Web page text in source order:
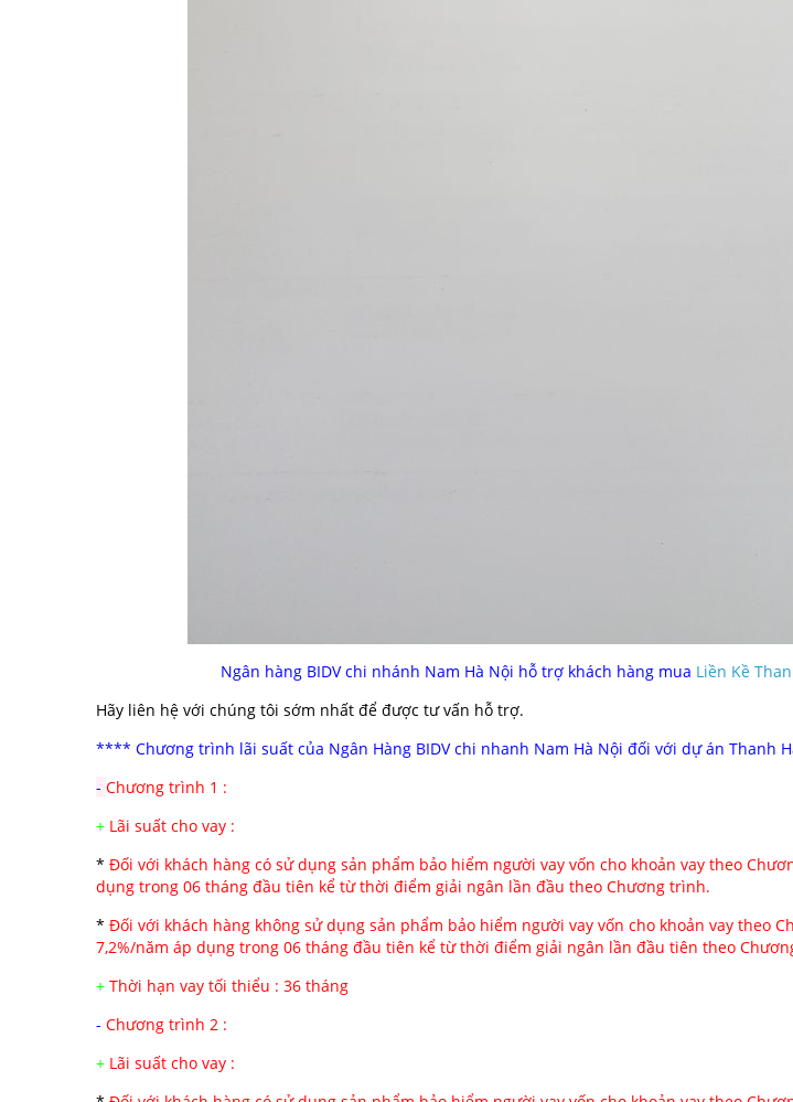
Ngân hàng BIDV chi nhánh Nam Hà Nội hỗ trợ khách hàng mua Liền Kề
Hãy liên hệ với chúng tôi sớm nhất để được tư vấn hỗ trợ.
**** Chương trình lãi suất của Ngân Hàng BIDV chi nhanh Nam Hà Nội đối với dự án Thanh
- Chương trình 1 :
+ Lãi suất cho vay :
* Đối với khách hàng có sử dụng sản phẩm bảo hiểm người vay vốn cho khoản vay theo
dụng trong 06 tháng đầu tiên kể từ thời điểm giải ngân lần đầu theo Chương trình.
* Đối với khách hàng không sử dụng sản phẩm bảo hiểm người vay vốn cho khoản vay theo
7,2%/năm áp dụng trong 06 tháng đầu tiên kể từ thời điểm giải ngân lần đầu tiên theo
+ Thời hạn vay tối thiểu : 36 tháng
- Chương trình 2 :
+ Lãi suất cho vay :